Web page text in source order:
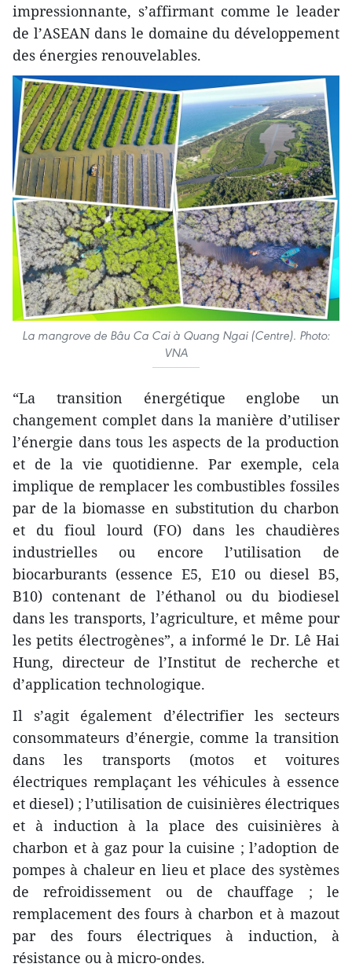
impressionnante, s’affirmant comme le leader
de l’ASEAN dans le domaine du développement
des énergies renouvelables.
La mangrove de Bâu Ca Cai à Quang Ngai (Centre). Photo:
VNA
“La transition énergétique englobe un
changement complet dans la manière d’utiliser
l’énergie dans tous les aspects de la production
et de la vie quotidienne. Par exemple, cela
implique de remplacer les combustibles fossiles
par de la biomasse en substitution du charbon
et du fioul lourd (FO) dans les chaudières
industrielles ou encore l’utilisation de
biocarburants (essence E5, E10 ou diesel B5,
B10) contenant de l’éthanol ou du biodiesel
dans les transports, l’agriculture, et même pour
les petits électrogènes”, a informé le Dr. Lê Hai
Hung, directeur de l’Institut de recherche et
d’application technologique.
Il s’agit également d’électrifier les secteurs
consommateurs d’énergie, comme la transition
dans les transports (motos et voitures
électriques remplaçant les véhicules à essence
et diesel) ; l’utilisation de cuisinières électriques
et à induction à la place des cuisinières à
charbon et à gaz pour la cuisine ; l’adoption de
pompes à chaleur en lieu et place des systèmes
de refroidissement ou de chauffage ; le
remplacement des fours à charbon et à mazout
par des fours électriques à induction, à
résistance ou à micro-ondes.